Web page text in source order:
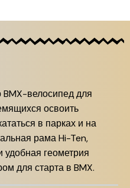
BMX-велосипед для
освоить
в парках и на
рама Hi-Ten,
геометрия
для старта в BMX.